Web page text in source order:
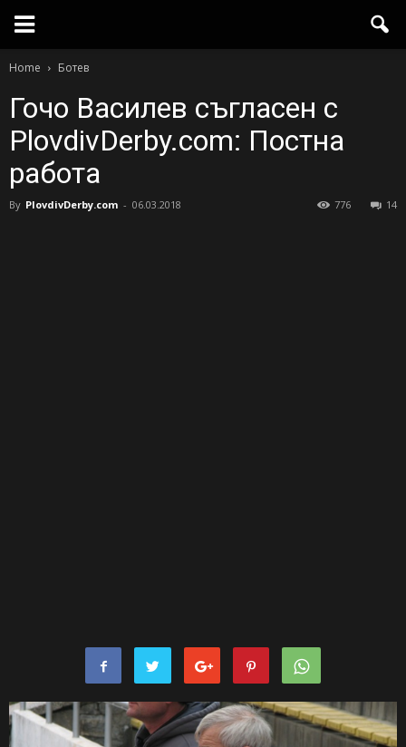
Home Ботев
Гочо Василев съгласен с
PlovdivDerby.com: Постна
работа
By PlovdivDerby.com - 06.03.2018 14
776